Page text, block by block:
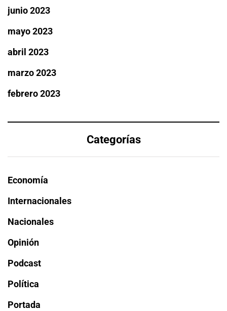
junio 2023
mayo 2023
abril 2023
marzo 2023
febrero 2023
Categorías
Economía
Internacionales
Nacionales
Opinión
Podcast
Política
Portada